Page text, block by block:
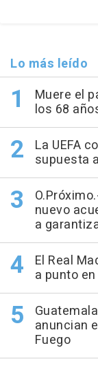
Lo más leído
Muere el
los 68
La UEFA
supuesta
nuevo
a
El Real
a punto
anuncian
Fuego